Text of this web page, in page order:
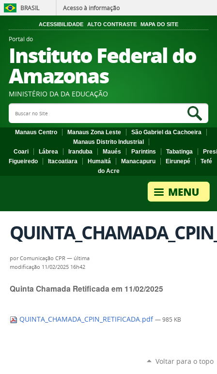
BRASIL Acesso à informação
ACESSIBILIDADE ALTO CONTRASTE MAPA DO SITE
Portal do
Instituto Federal do
Amazonas
MINISTÉRIO DA DA EDUCAÇÃO
Search Site
Manaus Centro Manaus Zona Leste
São Gabriel da Cachoeira
Manaus Distrito Industrial
Coari
Lábrea Iranduba Maués Parintins Tabatinga
Figueiredo
Itacoatiara Humaitá Manacapuru Eirunepé
Tefé
do Acre
porComunicação CPR — última
modificação 11/02/2025 16h42
Quinta Chamada Retificada em 11/02/2025
QUINTA_CHAMADA_CPIN_RETIFICADA.pdf — 985 KB
Voltar para o topo